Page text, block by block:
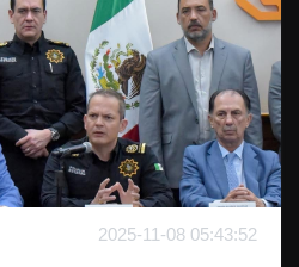
2025-11-08 05:43:52